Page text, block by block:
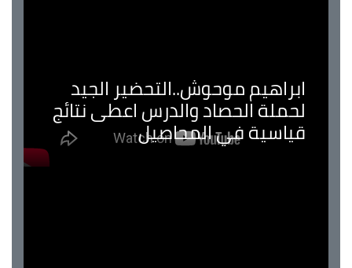
ابراهيم موحوش..التحضير الجيد
لحملة الحصاد والدرس اعطى نتائج
قياسية في المحاصيل